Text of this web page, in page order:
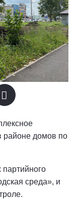
районе домов по
партийного
среда», и